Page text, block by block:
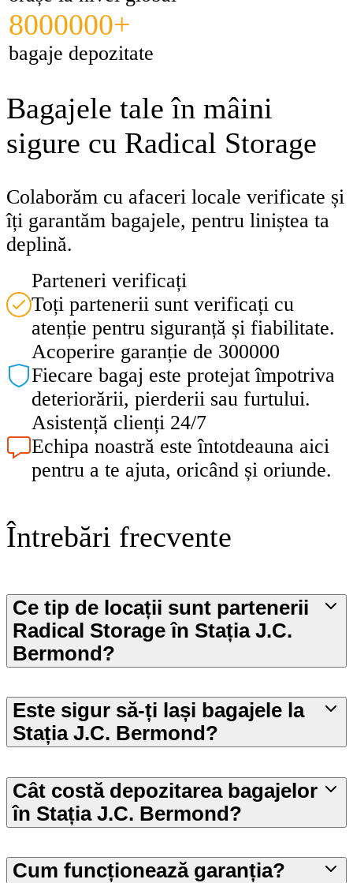
8000000+
bagaje depozitate
Bagajele tale în mâini
sigure cu Radical Storage
Colaborăm cu afaceri locale verificate și
îți garantăm bagajele, pentru liniștea ta
deplină.
Parteneri verificați
Toți partenerii sunt verificați cu
atenție pentru siguranță și fiabilitate.
Acoperire garanție de 300000
Fiecare bagaj este protejat împotriva
deteriorării, pierderii sau furtului.
Asistență clienți 24/7
Echipa noastră este întotdeauna aici
pentru a te ajuta, oricând și oriunde.
Întrebări frecvente
Ce tip de locații sunt partenerii
Radical Storage în Stația J.C.
Bermond?
Este sigur să-ți lași bagajele la
Stația J.C. Bermond?
Cât costă depozitarea bagajelor
în Stația J.C. Bermond?
Cum funcționează garanția?